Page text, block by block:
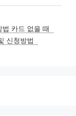
카드 없을 때
신청방법